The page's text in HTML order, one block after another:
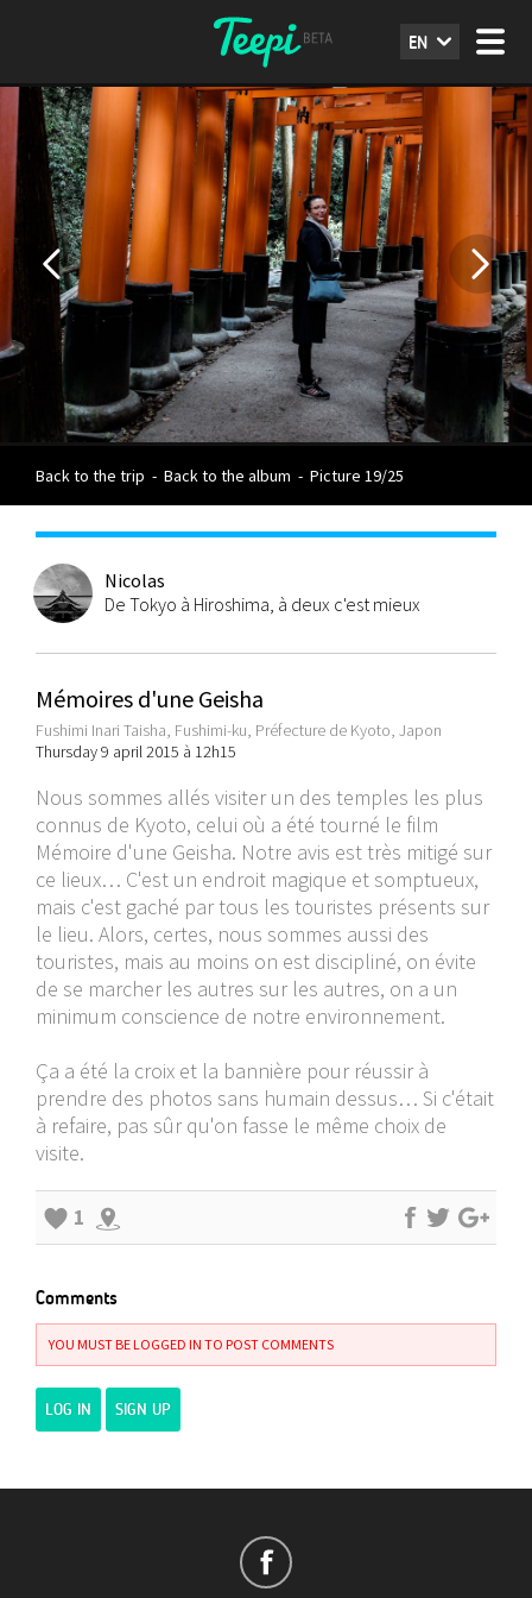
EN
Back to the trip - Back to the album - Picture 19/25
Nicolas
De Tokyo à Hiroshima, à deux c'est mieux
Mémoires d'une Geisha
Fushimi Inari Taisha, Fushimi-ku, Préfecture de Kyoto, Japon
Thursday 9 april 2015 à 12h15
Nous sommes allés visiter un des temples les plus
connus de Kyoto, celui où a été tourné le film
Mémoire d'une Geisha. Notre avis est très mitigé sur
ce lieux… C'est un endroit magique et somptueux,
mais c'est gaché par tous les touristes présents sur
le lieu. Alors, certes, nous sommes aussi des
touristes, mais au moins on est discipliné, on évite
de se marcher les autres sur les autres, on a un
minimum conscience de notre environnement.
Ça a été la croix et la bannière pour réussir à
prendre des photos sans humain dessus… Si c'était
à refaire, pas sûr qu'on fasse le même choix de
visite.
1
Comments
YOU MUST BE LOGGED IN TO POST COMMENTS
LOG IN SIGN UP